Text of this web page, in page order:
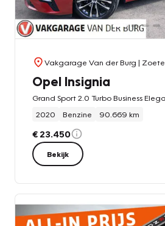
Vakgarage Van der Burg |
Opel Insignia
Grand Sport 2.0 Turbo Business
2020
Benzine 90.669 km
€ 23.450
Bekijk